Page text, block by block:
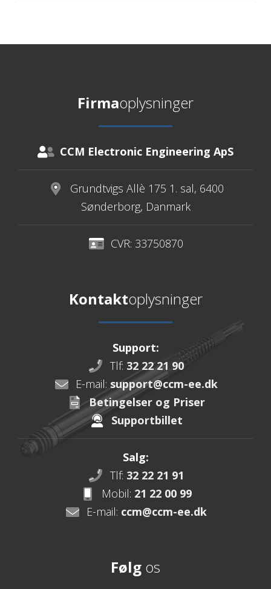
Firmaoplysninger
CCM Electronic Engineering ApS
Grundtvigs Allè 175 1. sal, 6400
Sønderborg, Danmark
CVR: 33750870
Kontaktoplysninger
Support:
Tlf: 32 22 21 90
E-mail: support@ccm-ee.dk
Betingelser og Priser
Supportbillet
Salg:
Tlf: 32 22 21 91
Mobil: 21 22 00 99
E-mail: ccm@ccm-ee.dk
Følg os